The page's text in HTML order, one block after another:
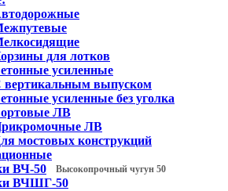
для лотков
усиленные
выпуском
усиленные без уголка
ЛВ
ЛВ
мостовых конструкций
ВЧ-50
Высокопрочный чугун 50
ВЧШГ-50